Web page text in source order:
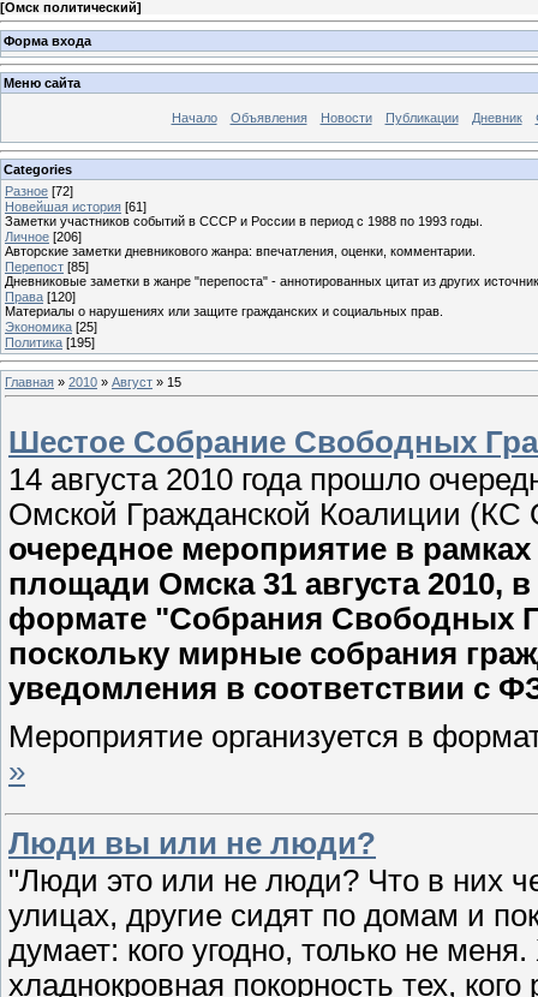
[Омск политический]
Форма входа
Меню сайта
Начало Объявления Новости Публикации Дневник
Categories
Разное [72]
Новейшая история [61]
Заметки участников событий в СССР и России в период с 1988 по 1993 годы.
Личное [206]
Авторские заметки дневникового жанра: впечатления, оценки, комментарии.
Перепост [85]
Дневниковые заметки в жанре "перепоста" - аннотированных цитат из других
Права [120]
Материалы о нарушениях или защите гражданских и социальных прав.
Экономика [25]
Политика [195]
Главная » 2010 » Август » 15
Шестое Собрание Свободных
14 августа 2010 года прошло
Омской Гражданской Коалиции
очередное мероприятие в
площади Омска 31 августа 2010,
формате "Собрания Свободных
поскольку мирные собрания
уведомления в соответствии с
Мероприятие организуется в
»
Люди вы или не люди?
"Люди это или не люди? Что в них
улицах, другие сидят по домам и
думает: кого угодно, только не
хладнокровная покорность тех,